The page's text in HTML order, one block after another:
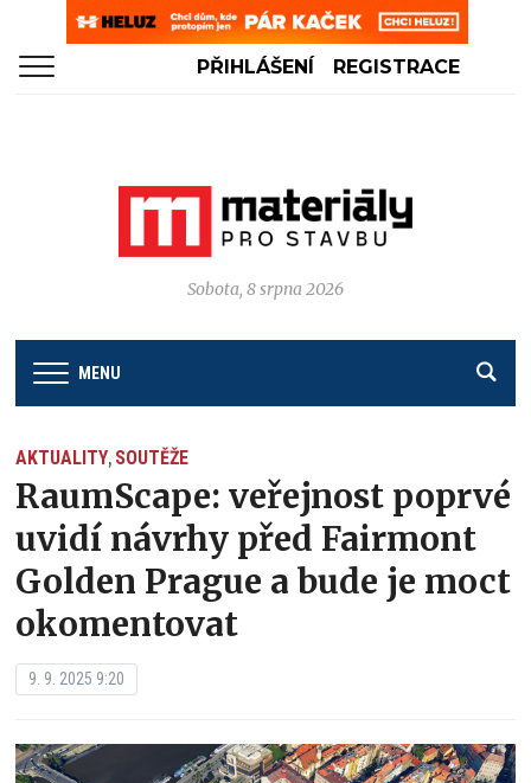
PŘIHLÁŠENÍ REGISTRACE
Sobota, 8 srpna 2026
MENU
AKTUALITY, SOUTĚŽE
RaumScape: veřejnost poprvé
uvidí návrhy před Fairmont
Golden Prague a bude je moct
okomentovat
9. 9. 2025 9:20